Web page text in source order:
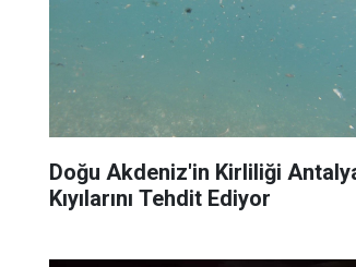
Doğu Akdeniz'in Kirliliği
Kıyılarını Tehdit Ediyor